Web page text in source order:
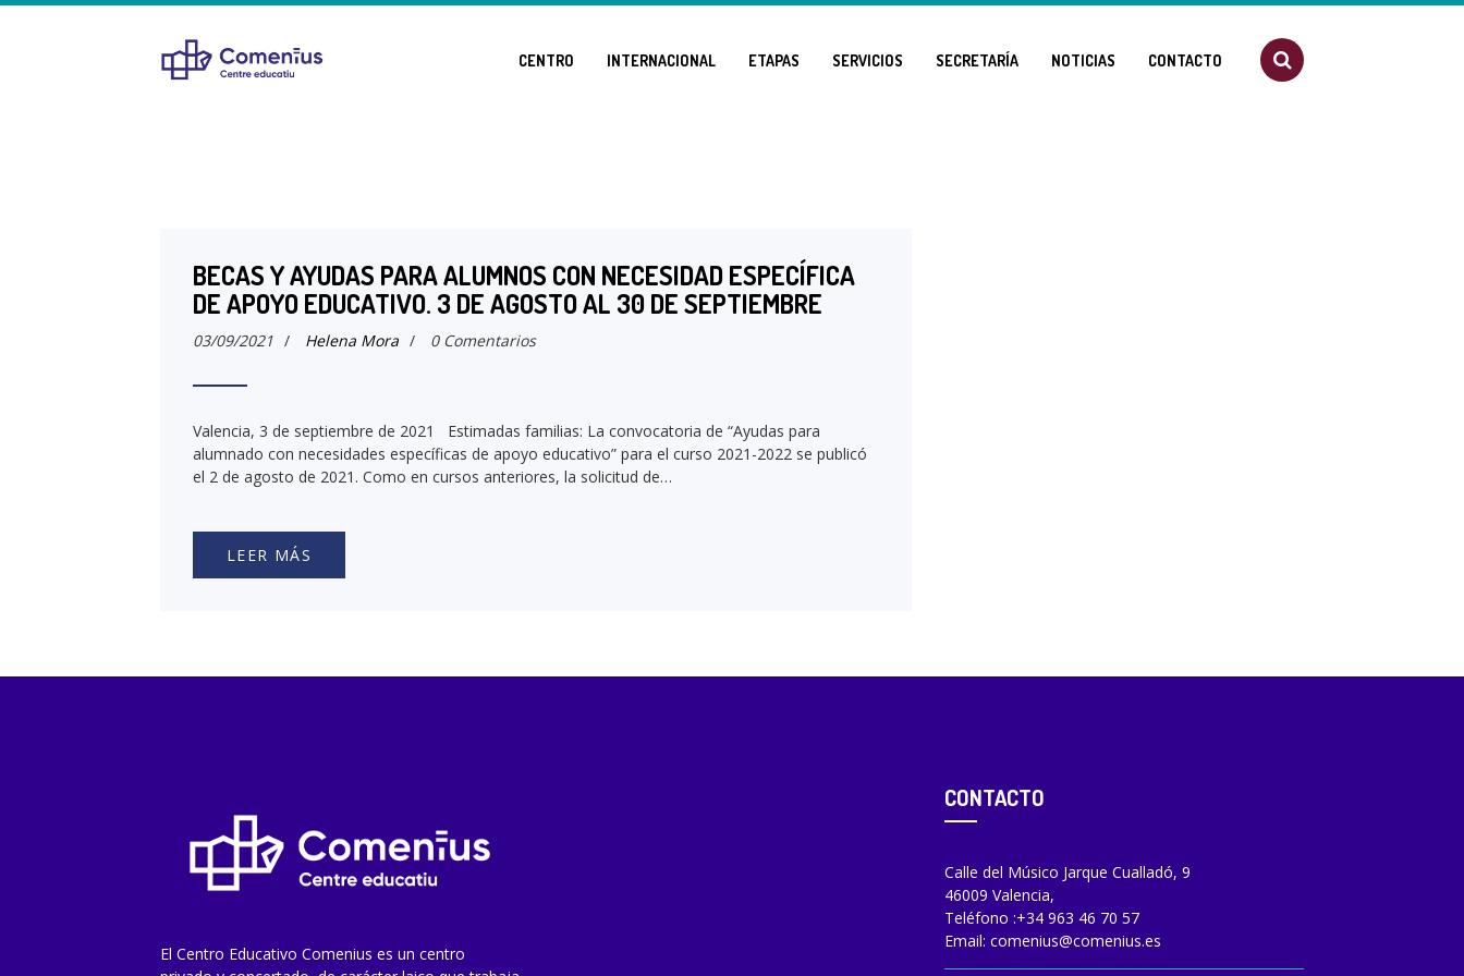
CENTRO INTERNACIONAL ETAPAS SERVICIOS SECRETARÍA NOTICIAS CONTACTO
BECAS Y AYUDAS PARA ALUMNOS CON NECESIDAD ESPECÍFICA
DE APOYO EDUCATIVO. 3 DE AGOSTO AL 30 DE SEPTIEMBRE
03/09/2021 / Helena Mora / 0 Comentarios
Valencia, 3 de septiembre de 2021 Estimadas familias: La convocatoria de “Ayudas para
alumnado con necesidades específicas de apoyo educativo” para el curso 2021-2022 se publicó
el 2 de agosto de 2021. Como en cursos anteriores, la solicitud de…
LEER MÁS
El Centro Educativo Comenius es un centro
CONTACTO
Calle del Músico Jarque Cualladó, 9
46009 Valencia,
Teléfono :+34 963 46 70 57
Email: comenius@comenius.es